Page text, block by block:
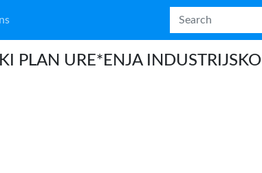
PLAN URE*ENJA INDUSTRIJSKO